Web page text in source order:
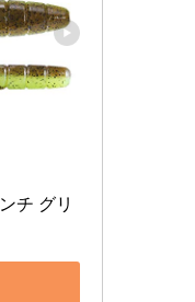
チ グリ